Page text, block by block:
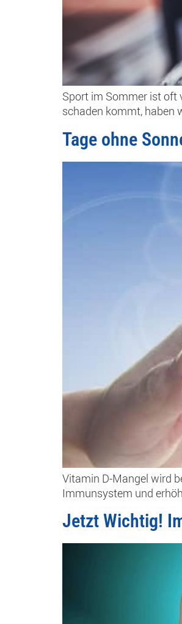
Sport im Sommer ist oft
schaden kommt, haben
Tage ohne
Vitamin D-Mangel wird
Immunsystem und
Jetzt Wichtig!